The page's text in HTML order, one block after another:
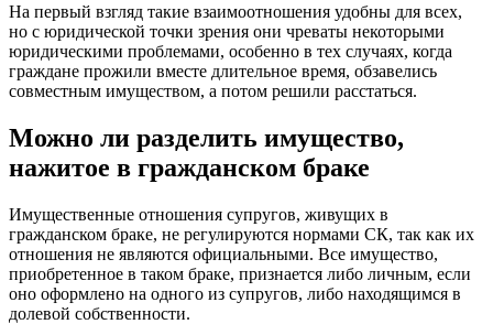
На первый взгляд такие взаимоотношения удобны для всех,
но с юридической точки зрения они чреваты некоторыми
юридическими проблемами, особенно в тех случаях, когда
граждане прожили вместе длительное время, обзавелись
совместным имуществом, а потом решили расстаться.
Можно ли разделить имущество,
нажитое в гражданском браке
Имущественные отношения супругов, живущих в
гражданском браке, не регулируются нормами СК, так как их
отношения не являются официальными. Все имущество,
приобретенное в таком браке, признается либо личным, если
оно оформлено на одного из супругов, либо находящимся в
долевой собственности.